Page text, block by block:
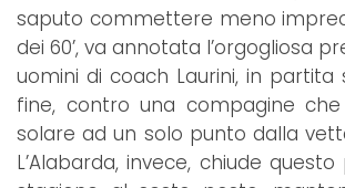
saputo commettere meno
dei 60’, va annotata l’orgogliosa
uomini di coach Laurini, in partita
fine, contro una compagine che
solare ad un solo punto dalla
L’Alabarda, invece, chiude